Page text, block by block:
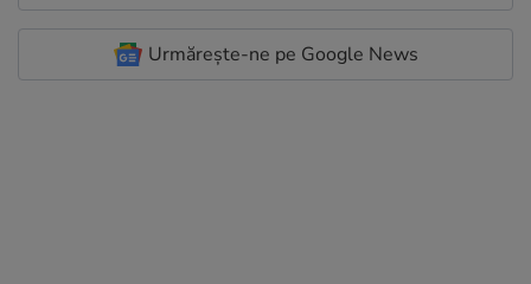
Urmărește-ne pe Google News